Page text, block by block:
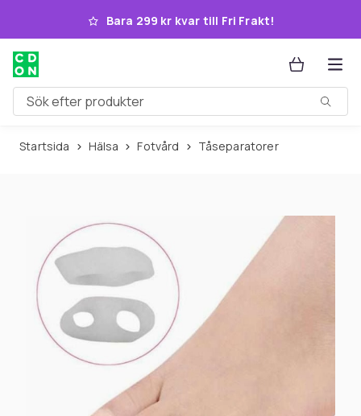
Hoppa till huvudinnehållet
Bara 299 kr kvar till Fri Frakt!
Sök efter produkter
Startsida Hälsa Fotvård Tåseparatorer